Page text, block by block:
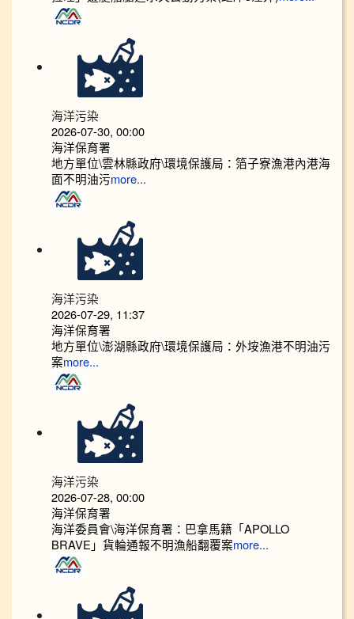
海洋污染
2026-07-30, 00:00
海洋保育署
地方單位\雲林縣政府\環境保護局：箔子寮漁港內港海
面不明油污more...
海洋污染
2026-07-29, 11:37
海洋保育署
地方單位\澎湖縣政府\環境保護局：外垵漁港不明油污
案more...
海洋污染
2026-07-28, 00:00
海洋保育署
海洋委員會\海洋保育署：巴拿馬籍「APOLLO
BRAVE」貨輪通報不明漁船翻覆案more...